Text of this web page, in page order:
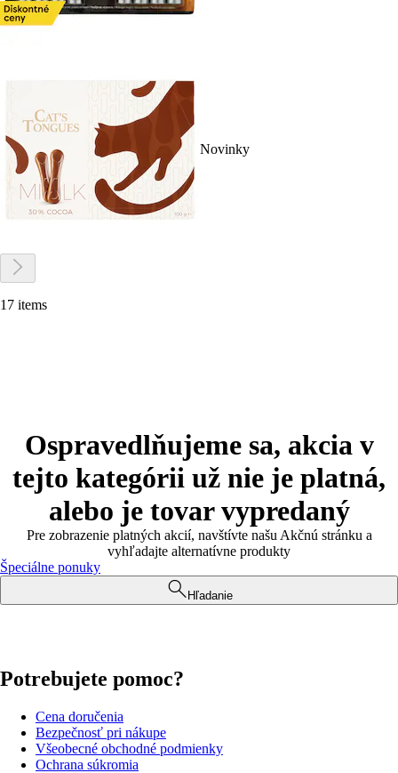
Novinky
17 items
Ospravedlňujeme sa, akcia v
tejto kategórii už nie je platná,
alebo je tovar vypredaný
Pre zobrazenie platných akcií, navštívte našu Akčnú stránku a
vyhľadajte alternatívne produkty
Špeciálne ponuky
Hľadanie
Potrebujete pomoc?
Cena doručenia
Bezpečnosť pri nákupe
Všeobecné obchodné podmienky
Ochrana súkromia